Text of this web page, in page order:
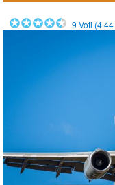
9 Voti (4.44